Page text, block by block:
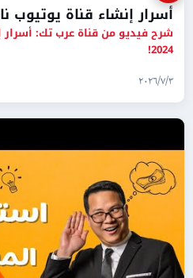
أسرار إنشاء قناة يوتيوب
شرح فيديو من قناة عرب تك: أسرار
2024!
٣‏/٧‏/٢٠٢٦